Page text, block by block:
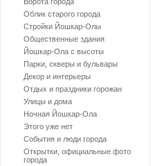
Облик старого города
Стройки Йошкар-Олы
Общественные здания
Йошкар-Ола с высоты
Парки, скверы и бульвары
Декор и интерьеры
Отдых и праздники горожан
Улицы и дома
Ночная Йошкар-Ола
Этого уже нет
События и люди города
Открытки, официальные фото
города